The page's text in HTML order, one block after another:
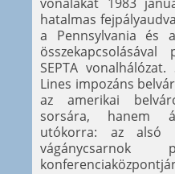
hatalmas
a Pennsylvania és
SEPTA
Lines impozáns
az amerikai
sorsára, hanem
utókorra: az alsó